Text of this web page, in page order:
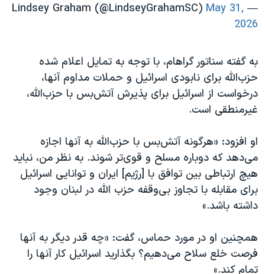
— Lindsey Graham (@LindseyGrahamSC)
May 31,
2026
به گفته سناتور گراهام، با توجه به تمایل اعلام شده
حزب‌الله برای نابودی اسرائیل و حملات مداوم آنها،
درخواست از اسرائیل برای پذیرش آتش‌بس با حزب‌الله،
غیرمنطقی است.
او افزود: «هرگونه آتش‌بس با حزب‌الله به آنها اجازه
می‌دهد که دوباره مسلح و قوی‌تر شوند. به نظر من، نباید
هیچ ارتباطی بین توافق با [رژیم] ایران و توانایی اسرائیل
برای مقابله با تجاوز بی‌وقفه حزب الله در لبنان وجود
داشته باشد.»
همچنین او در مورد حماس، گفت: «چه قدر دیگر به آنها
فرصت خلع سلاح می‌دهیم؟ بگذارید اسرائیل کار آنها را
تمام کند.»